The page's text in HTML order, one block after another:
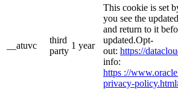
__atuvc
third
party
1 year
This cookie is set
you see the
and return to it
updated.Opt-
out: https://
info:
https ://
privacy-